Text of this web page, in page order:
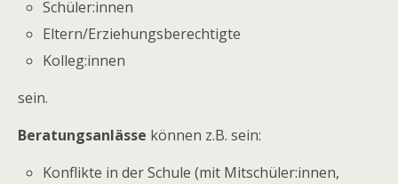
Schüler:innen
Eltern/Erziehungsberechtigte
Kolleg:innen
sein.
Beratungsanlässe können z.B. sein:
Konflikte in der Schule (mit Mitschüler:innen,